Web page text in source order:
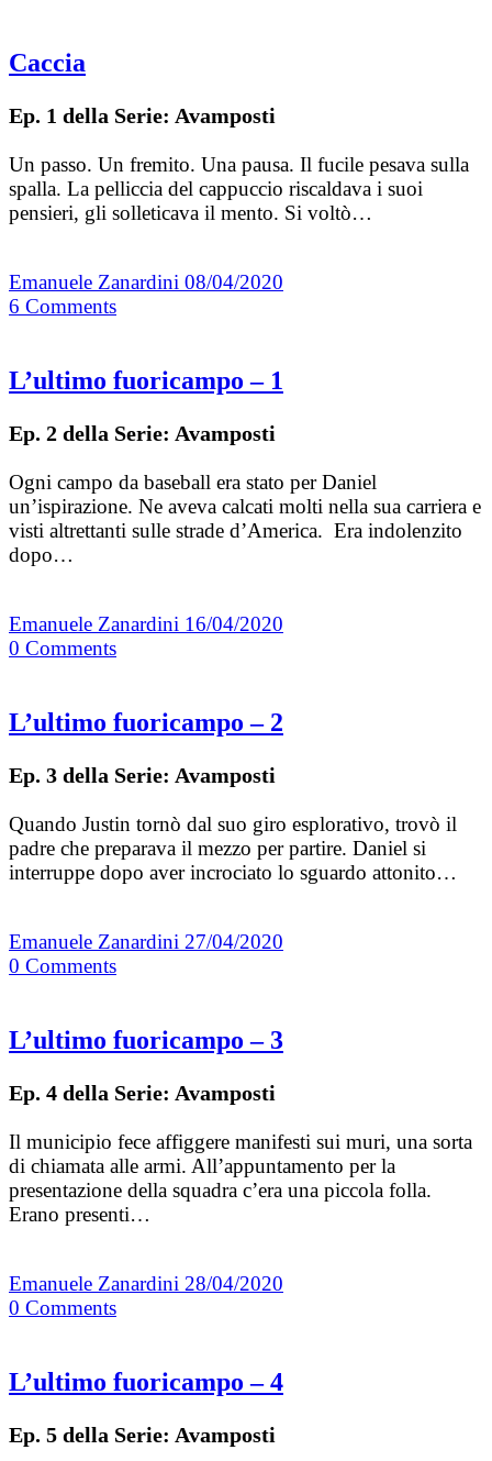
Caccia
Ep. 1 della Serie: Avamposti
Un passo. Un fremito. Una pausa. Il fucile pesava sulla
spalla. La pelliccia del cappuccio riscaldava i suoi
pensieri, gli solleticava il mento. Si voltò…
Emanuele Zanardini 08/04/2020
6 Comments
L’ultimo fuoricampo – 1
Ep. 2 della Serie: Avamposti
Ogni campo da baseball era stato per Daniel
un’ispirazione. Ne aveva calcati molti nella sua carriera e
visti altrettanti sulle strade d’America. Era indolenzito
dopo…
Emanuele Zanardini 16/04/2020
0 Comments
L’ultimo fuoricampo – 2
Ep. 3 della Serie: Avamposti
Quando Justin tornò dal suo giro esplorativo, trovò il
padre che preparava il mezzo per partire. Daniel si
interruppe dopo aver incrociato lo sguardo attonito…
Emanuele Zanardini 27/04/2020
0 Comments
L’ultimo fuoricampo – 3
Ep. 4 della Serie: Avamposti
Il municipio fece affiggere manifesti sui muri, una sorta
di chiamata alle armi. All’appuntamento per la
presentazione della squadra c’era una piccola folla.
Erano presenti…
Emanuele Zanardini 28/04/2020
0 Comments
L’ultimo fuoricampo – 4
Ep. 5 della Serie: Avamposti